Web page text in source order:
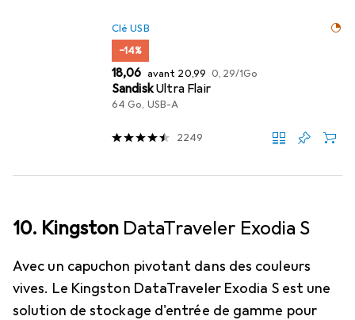
Clé USB
−14%
EUR
18,06 avant EUR
20,99 EUR
0,29/1Go
SandiskUltra Flair
64 Go, USB-A
2249
10. Kingston DataTraveler Exodia S
Avec un capuchon pivotant dans des couleurs
vives. Le Kingston DataTraveler Exodia S est une
solution de stockage d'entrée de gamme pour